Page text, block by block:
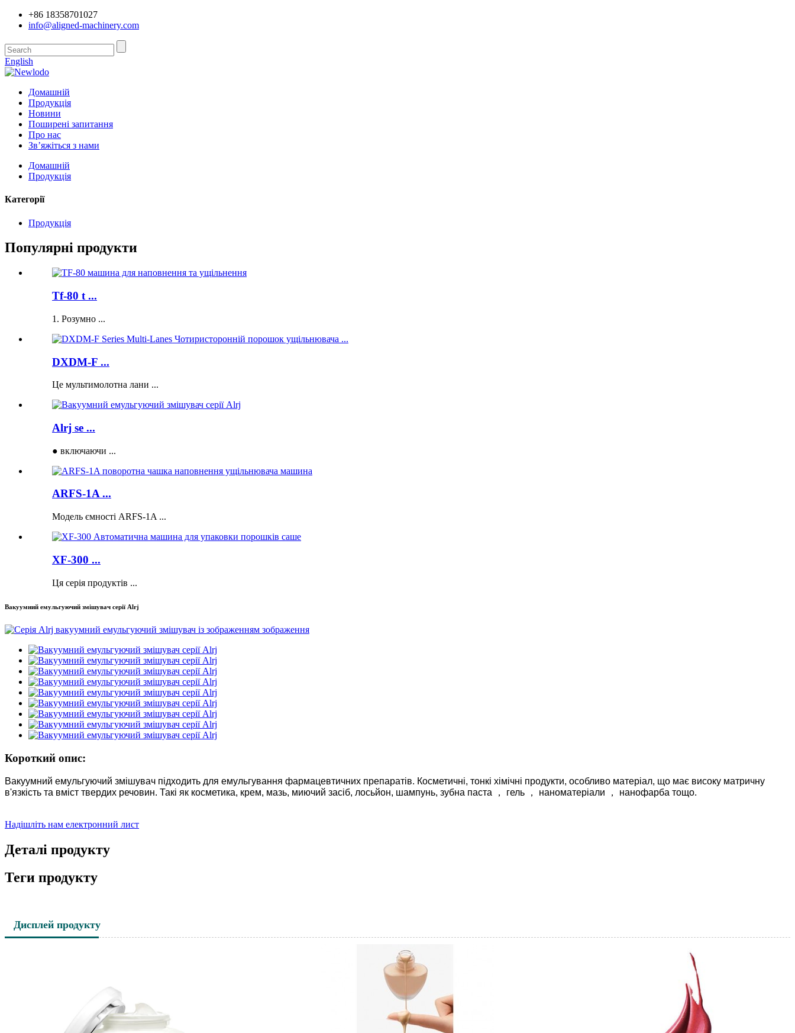
+86 18358701027
info@aligned-machinery.com
English
Домашній
Продукція
Новини
Поширені запитання
Про нас
Зв’яжіться з нами
Домашній
Продукція
Категорії
Продукція
Популярні продукти
Tf-80 t ...
1. Розумно ...
DXDM-F ...
Це мультимолотна лани ...
Alrj se ...
● включаючи ...
ARFS-1A ...
Модель ємності ARFS-1A ...
XF-300 ...
Ця серія продуктів ...
Вакуумний емульгуючий змішувач серії Alrj
Короткий опис:
Вакуумний емульгуючий змішувач підходить для емульгування фармацевтичних препаратів. Косметичні, тонкі хімічні продукти, особливо матеріал, що має високу матричну
в'язкість та вміст твердих речовин. Такі як косметика, крем, мазь, миючий засіб, лосьйон, шампунь, зубна паста ， гель ， наноматеріали ， нанофарба тощо.
Надішліть нам електронний лист
Деталі продукту
Теги продукту
Дисплей продукту